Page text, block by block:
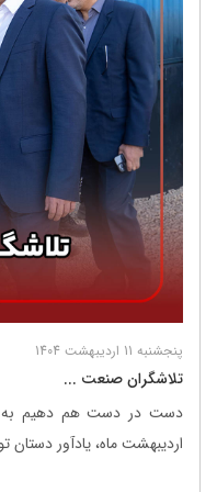
پنجشنبه 11 اردیبهشت 1404
تلاشگران صنعت ...
دست در دست هم دهیم به
اردیبهشت ماه، یادآور دستان